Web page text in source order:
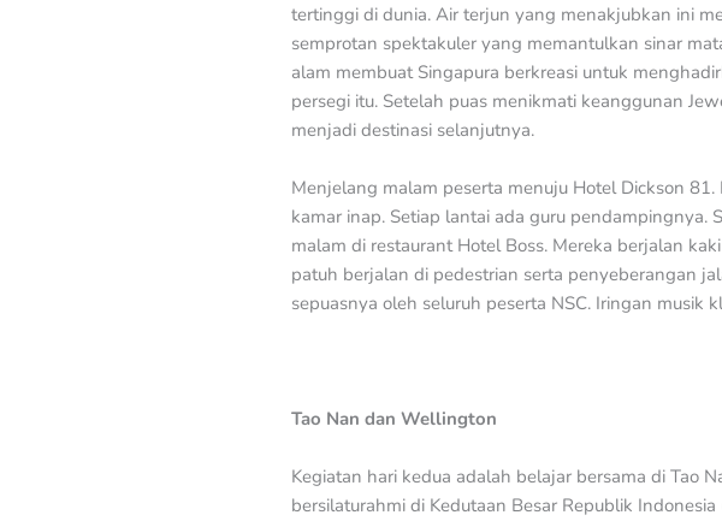
tertinggi di dunia. Air terjun yang menakjubkan ini
semprotan spektakuler yang memantulkan sinar
alam membuat Singapura berkreasi untuk
persegi itu. Setelah puas menikmati keanggunan
menjadi destinasi selanjutnya.
Menjelang malam peserta menuju Hotel Dickson
kamar inap. Setiap lantai ada guru pendampingnya.
malam di restaurant Hotel Boss. Mereka berjalan
patuh berjalan di pedestrian serta penyeberangan
sepuasnya oleh seluruh peserta NSC. Iringan musik
Tao Nan dan Wellington
Kegiatan hari kedua adalah belajar bersama di Tao
bersilaturahmi di Kedutaan Besar Republik